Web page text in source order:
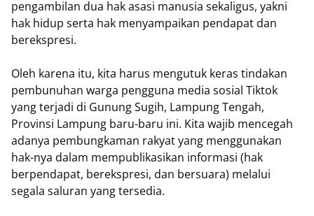
pengambilan dua hak asasi manusia sekaligus, yakni
hak hidup serta hak menyampaikan pendapat dan
berekspresi.
Oleh karena itu, kita harus mengutuk keras tindakan
pembunuhan warga pengguna media sosial Tiktok
yang terjadi di Gunung Sugih, Lampung Tengah,
Provinsi Lampung baru-baru ini. Kita wajib mencegah
adanya pembungkaman rakyat yang menggunakan
hak-nya dalam mempublikasikan informasi (hak
berpendapat, berekspresi, dan bersuara) melalui
segala saluran yang tersedia.